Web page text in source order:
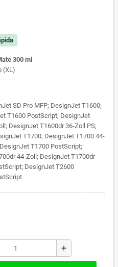
300 ml
(XL)
SD Pro MFP; DesignJet T1600;
T1600 PostScript; DesignJet
DesignJet T1600dr 36-Zoll PS;
T1700; DesignJet T1700 44-
T1700 PostScript;
44-Zoll; DesignJet T1700dr
DesignJet T2600
add